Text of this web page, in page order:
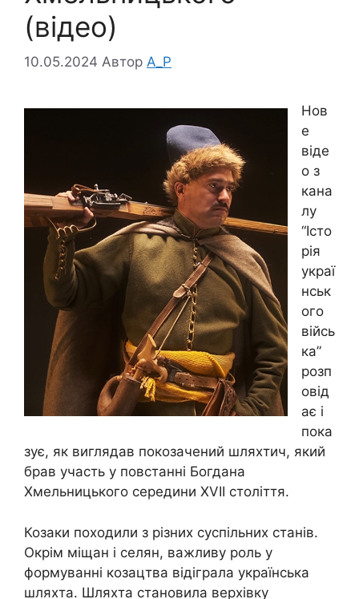
(відео)
10.05.2024 Автор A_P
Нов
е
віде
о з
кана
лу
“Істо
рія
украї
нськ
ого
війсь
ка”
розп
овід
ає і
пока
зує, як виглядав покозачений шляхтич, який
брав участь у повстанні Богдана
Хмельницького середини XVII століття.
Козаки походили з різних суспільних станів.
Окрім міщан і селян, важливу роль у
формуванні козацтва відіграла українська
шляхта. Шляхта становила верхівку